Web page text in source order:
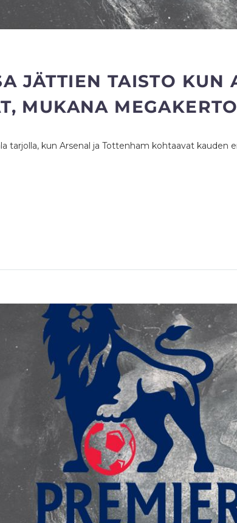
JÄTTIEN TAISTO KUN
MUKANA
tarjolla, kun Arsenal ja Tottenham kohtaavat kauden